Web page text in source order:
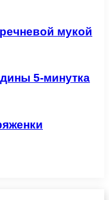
мукой
5-минутка